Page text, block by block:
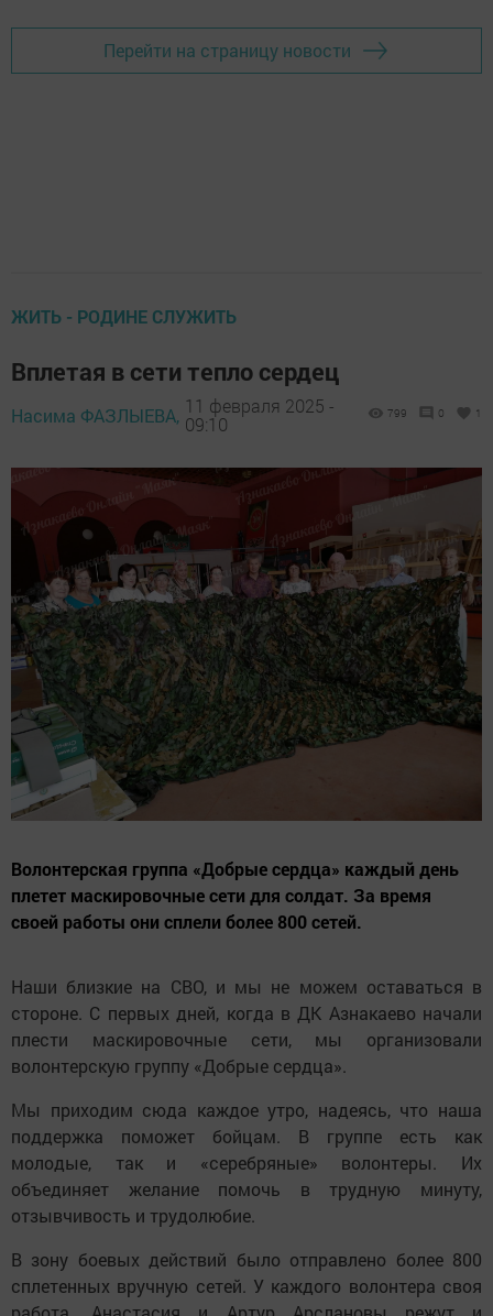
Перейти на страницу новости
ЖИТЬ - РОДИНЕ СЛУЖИТЬ
Вплетая в сети тепло сердец
Насима ФАЗЛЫЕВА, 11 февраля 2025 -
09:10
799 0 1
Волонтерская группа «Добрые сердца» каждый день
плетет маскировочные сети для солдат. За время
своей работы они сплели более 800 сетей.
Наши близкие на СВО, и мы не можем оставаться в
стороне. С первых дней, когда в ДК Азнакаево начали
плести маскировочные сети, мы организовали
волонтерскую группу «Добрые сердца».
Мы приходим сюда каждое утро, надеясь, что наша
поддержка поможет бойцам. В группе есть как
молодые, так и «серебряные» волонтеры. Их
объединяет желание помочь в трудную минуту,
отзывчивость и трудолюбие.
В зону боевых действий было отправлено более 800
сплетенных вручную сетей. У каждого волонтера своя